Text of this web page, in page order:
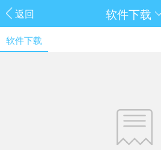
返回 软件下载
软件下载